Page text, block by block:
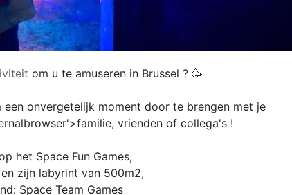
om u te amuseren in Brussel ? 🥳
een onvergetelijk moment door te brengen met je
vrienden of collega's !
het Space Fun Games,
zijn labyrint van 500m2,
Space Team Games